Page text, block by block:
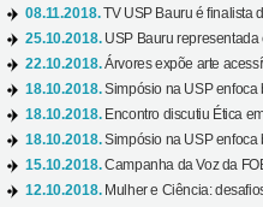
08.11.2018.TV USP Bauru é finalista
25.10.2018. USP Bauru representada
22.10.2018.Árvores expõe arte
18.10.2018.Simpósio na USP enfoca
18.10.2018. Encontro discutiu Ética
18.10.2018.Simpósio na USP enfoca
15.10.2018.Campanha da Voz da
12.10.2018. Mulher e Ciência: